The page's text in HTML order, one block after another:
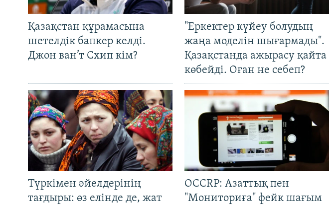
Қазақстан құрамасына
шетелдік бапкер келді.
Джон ван’т Схип кім?
"Еркектер күйеу болудың
жаңа моделін шығармады".
Қазақстанда ажырасу қайта
көбейді. Оған не себеп?
Түркімен әйелдерінің
тағдыры: өз елінде де, жат
OCCRP: Азаттық пен
"Мониториға" фейк шағым